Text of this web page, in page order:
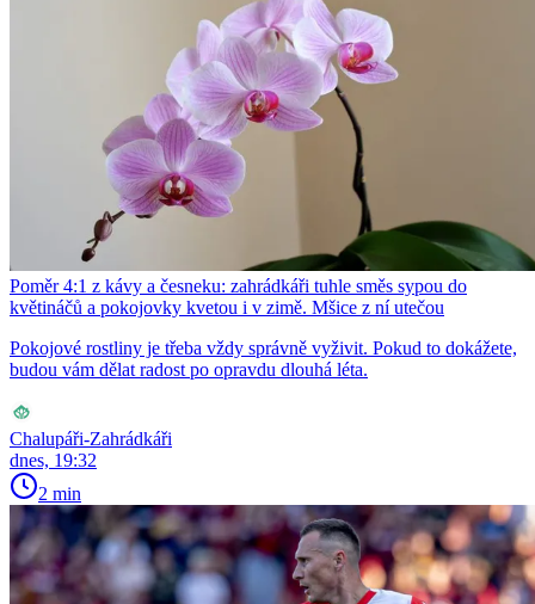
Poměr 4:1 z kávy a česneku: zahrádkáři tuhle směs sypou do
květináčů a pokojovky kvetou i v zimě. Mšice z ní utečou
Pokojové rostliny je třeba vždy správně vyživit. Pokud to dokážete,
budou vám dělat radost po opravdu dlouhá léta.
Chalupáři-Zahrádkáři
dnes, 19:32
2 min